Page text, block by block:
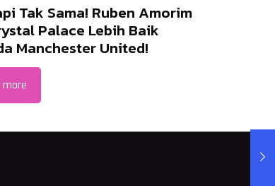
Tak Sama! Ruben Amorim
Palace Lebih Baik
Manchester United!
more